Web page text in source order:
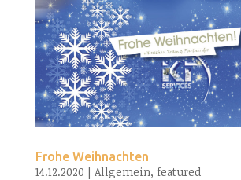
Frohe Weihnachten
14.12.2020 | Allgemein, featured